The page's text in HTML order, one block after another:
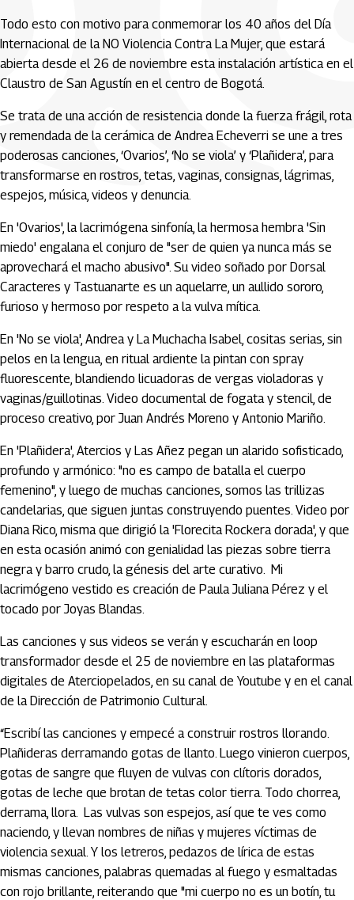
Todo esto con motivo para conmemorar los 40 años del Día
Internacional de la NO Violencia Contra La Mujer, que estará
abierta desde el 26 de noviembre esta instalación artística en el
Claustro de San Agustín en el centro de Bogotá.
Se trata de una acción de resistencia donde la fuerza frágil, rota
y remendada de la cerámica de Andrea Echeverri se une a tres
poderosas canciones, ‘Ovarios’, ‘No se viola’ y ‘Plañidera’, para
transformarse en rostros, tetas, vaginas, consignas, lágrimas,
espejos, música, videos y denuncia.
En 'Ovarios', la lacrimógena sinfonía, la hermosa hembra 'Sin
miedo' engalana el conjuro de "ser de quien ya nunca más se
aprovechará el macho abusivo". Su video soñado por Dorsal
Caracteres y Tastuanarte es un aquelarre, un aullido sororo,
furioso y hermoso por respeto a la vulva mítica.
En 'No se viola', Andrea y La Muchacha Isabel, cositas serias, sin
pelos en la lengua, en ritual ardiente la pintan con spray
fluorescente, blandiendo licuadoras de vergas violadoras y
vaginas/guillotinas. Video documental de fogata y stencil, de
proceso creativo, por Juan Andrés Moreno y Antonio Mariño.
En 'Plañidera', Atercios y Las Añez pegan un alarido sofisticado,
profundo y armónico: "no es campo de batalla el cuerpo
femenino", y luego de muchas canciones, somos las trillizas
candelarias, que siguen juntas construyendo puentes. Video por
Diana Rico, misma que dirigió la 'Florecita Rockera dorada', y que
en esta ocasión animó con genialidad las piezas sobre tierra
negra y barro crudo, la génesis del arte curativo. Mi
lacrimógeno vestido es creación de Paula Juliana Pérez y el
tocado por Joyas Blandas.
Las canciones y sus videos se verán y escucharán en loop
transformador desde el 25 de noviembre en las plataformas
digitales de Aterciopelados, en su canal de Youtube y en el canal
de la Dirección de Patrimonio Cultural.
“Escribí las canciones y empecé a construir rostros llorando.
Plañideras derramando gotas de llanto. Luego vinieron cuerpos,
gotas de sangre que fluyen de vulvas con clítoris dorados,
gotas de leche que brotan de tetas color tierra. Todo chorrea,
derrama, llora. Las vulvas son espejos, así que te ves como
naciendo, y llevan nombres de niñas y mujeres víctimas de
violencia sexual. Y los letreros, pedazos de lírica de estas
mismas canciones, palabras quemadas al fuego y esmaltadas
con rojo brillante, reiterando que "mi cuerpo no es un botín, tu